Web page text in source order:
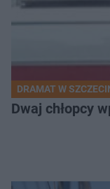
DRAMAT W
Dwaj chłopcy